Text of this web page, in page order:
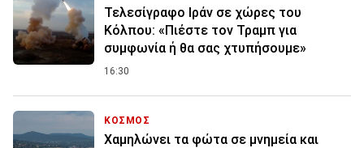
Τελεσίγραφο Ιράν σε χώρες του
Κόλπου: «Πιέστε τον Τραμπ για
συμφωνία ή θα σας χτυπήσουμε»
16:30
ΚΟΣΜΟΣ
Χαμηλώνει τα φώτα σε μνημεία και